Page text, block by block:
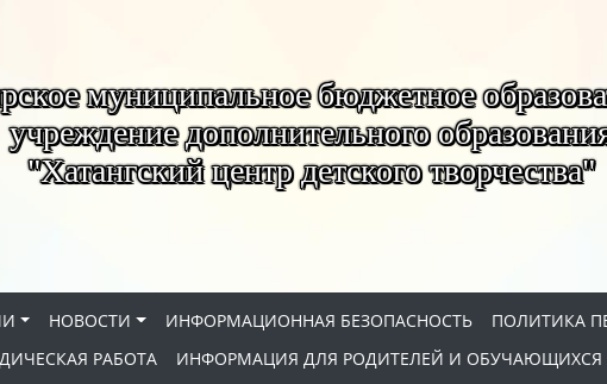
муниципальное бюджетное
учреждение дополнительного
"Хатангский центр детского творчества"
НОВОСТИ ИНФОРМАЦИОННАЯ БЕЗОПАСНОСТЬ
ПОЛИТИКА
РАБОТА
ИНФОРМАЦИЯ ДЛЯ РОДИТЕЛЕЙ И ОБУЧАЮЩИХСЯ